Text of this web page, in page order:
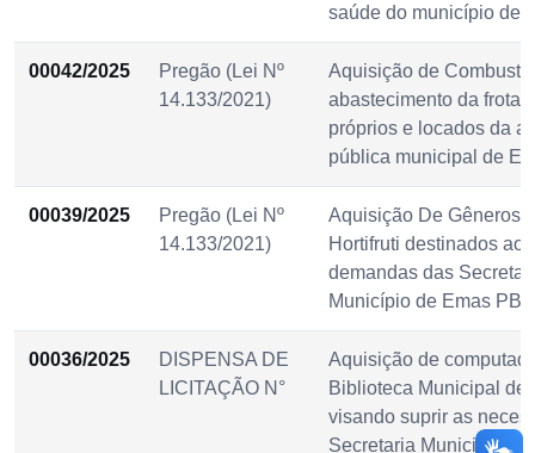
saúde do município de
00042/2025
Pregão (Lei Nº
14.133/2021)
Aquisição de
abastecimento da frota
próprios e locados da
pública municipal de
00039/2025
Pregão (Lei Nº
14.133/2021)
Aquisição De Gêneros
Hortifruti destinados ao
demandas das
Município de Emas PB.
00036/2025
DISPENSA DE
LICITAÇÃO N°
Aquisição de
Biblioteca Municipal de
visando suprir as
Secretaria Municipal de